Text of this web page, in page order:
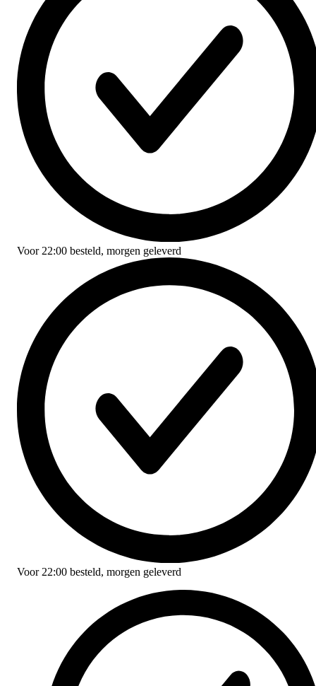
Voor 22:00 besteld, morgen geleverd
Voor 22:00 besteld, morgen geleverd